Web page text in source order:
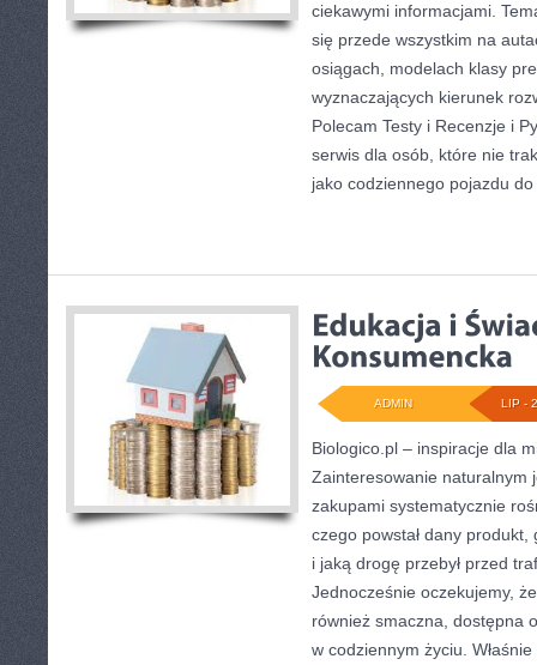
ciekawymi informacjami.
się przede wszystkim na
osiągach, modelach klasy
wyznaczających kierunek
Polecam Testy i Recenzje i
serwis dla osób, które nie
jako codziennego pojazdu
LIP -
ADMIN
Biologico.pl – inspiracje dla
Zainteresowanie naturalnym
zakupami systematycznie
czego powstał dany produkt,
i jaką drogę przebył przed
Jednocześnie oczekujemy,
również smaczna, dostępna
w codziennym życiu.